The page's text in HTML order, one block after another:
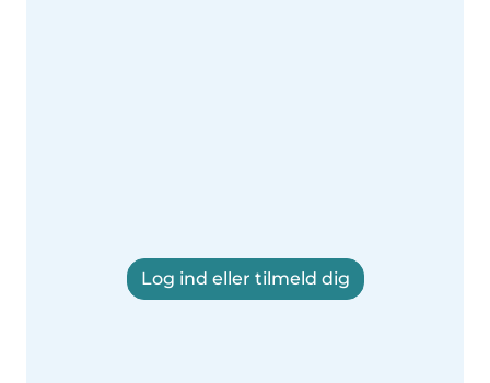
Log ind eller tilmeld dig